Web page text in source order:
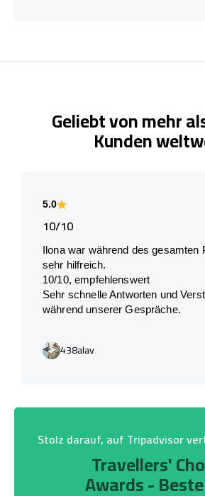
Geliebt von mehr
Kunden
5.0
10/10
Ilona war während des gesamten
sehr hilfreich.
10/10, empfehlenswert
Sehr schnelle Antworten und
während unserer Gespräche.
438alav
Stolz darauf, auf Tripadvisor
Travellers'
Awards -